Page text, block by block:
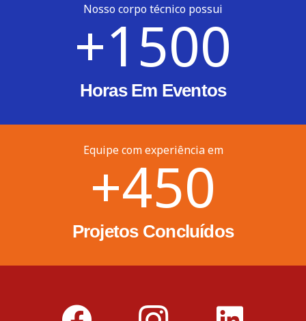
Nosso corpo técnico possui
+1500
Horas Em Eventos
Equipe com experiência em
+450
Projetos Concluídos